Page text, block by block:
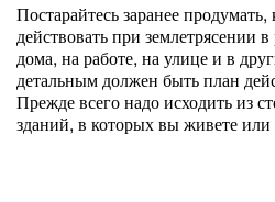
Постарайтесь заранее
действовать при землетрясении
дома, на работе, на улице и в
детальным должен быть план
Прежде всего надо исходить из
зданий, в которых вы живете или